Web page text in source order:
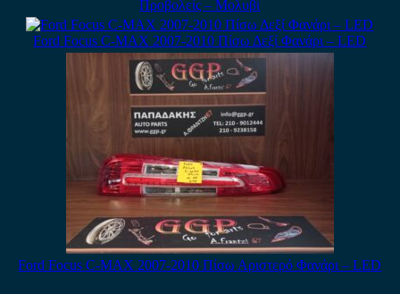
Προβολείς – Μολυβί
Ford Focus C-MAX 2007-2010 Πίσω Δεξί Φανάρι – LED
Ford Focus C-MAX 2007-2010 Πίσω Αριστερό Φανάρι – LED